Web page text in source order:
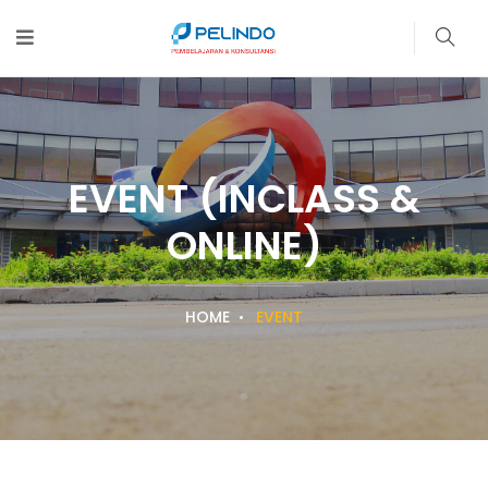
EVENT (INCLASS &
ONLINE)
HOME EVENT